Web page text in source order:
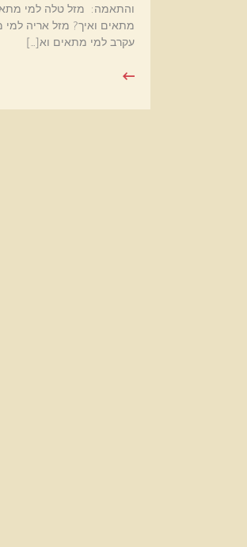
והתאמה: מזל טלה למי
מתאים ואיך? מזל אריה למי
עקרב למי מתאים וא[…]